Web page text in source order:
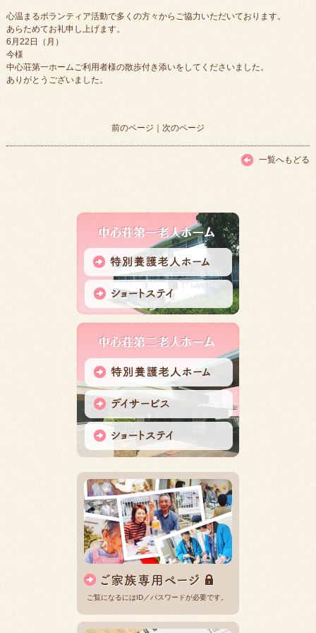
心温まるボランティア活動で多くの方々からご協力いただいております。
あらためてお礼申し上げます。
6月22日（月）
今様
中心荘第一ホームご利用者様の散歩付き添いをしてくださいました。
ありがとうございました。
前のページ ｜ 次のページ
一覧へもどる
ご覧になるにはID／パスワードが必要です。